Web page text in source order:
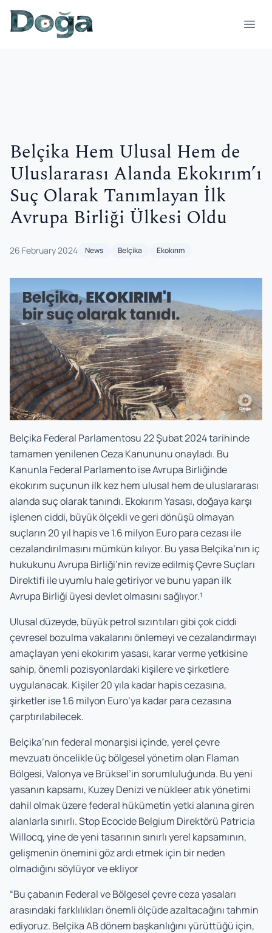
Skip to content
Belçika Hem Ulusal Hem de
Uluslararası Alanda Ekokırım’ı
Suç Olarak Tanımlayan İlk
Avrupa Birliği Ülkesi Oldu
26 February 2024 News Belçika Ekokırım
Belçika Federal Parlamentosu 22 Şubat 2024 tarihinde
tamamen yenilenen Ceza Kanununu onayladı. Bu
Kanunla Federal Parlamento ise Avrupa Birliğinde
ekokırım suçunun ilk kez hem ulusal hem de uluslararası
alanda suç olarak tanındı. Ekokırım Yasası, doğaya karşı
işlenen ciddi, büyük ölçekli ve geri dönüşü olmayan
suçların 20 yıl hapis ve 1.6 milyon Euro para cezası ile
cezalandırılmasını mümkün kılıyor. Bu yasa Belçika’nın iç
hukukunu Avrupa Birliği’nin revize edilmiş Çevre Suçları
Direktifi ile uyumlu hale getiriyor ve bunu yapan ilk
Avrupa Birliği üyesi devlet olmasını sağlıyor.¹
Ulusal düzeyde, büyük petrol sızıntıları gibi çok ciddi
çevresel bozulma vakalarını önlemeyi ve cezalandırmayı
amaçlayan yeni ekokırım yasası, karar verme yetkisine
sahip, önemli pozisyonlardaki kişilere ve şirketlere
uygulanacak. Kişiler 20 yıla kadar hapis cezasına,
şirketler ise 1.6 milyon Euro’ya kadar para cezasına
çarptırılabilecek.
Belçika’nın federal monarşisi içinde, yerel çevre
mevzuatı öncelikle üç bölgesel yönetim olan Flaman
Bölgesi, Valonya ve Brüksel’in sorumluluğunda. Bu yeni
yasanın kapsamı, Kuzey Denizi ve nükleer atık yönetimi
dahil olmak üzere federal hükümetin yetki alanına giren
alanlarla sınırlı. Stop Ecocide Belgium Direktörü Patricia
Willocq, yine de yeni tasarının sınırlı yerel kapsamının,
gelişmenin önemini göz ardı etmek için bir neden
olmadığını söylüyor ve ekliyor
“Bu çabanın Federal ve Bölgesel çevre ceza yasaları
arasındaki farklılıkları önemli ölçüde azaltacağını tahmin
ediyoruz. Belçika AB dönem başkanlığını yürüttüğü için,